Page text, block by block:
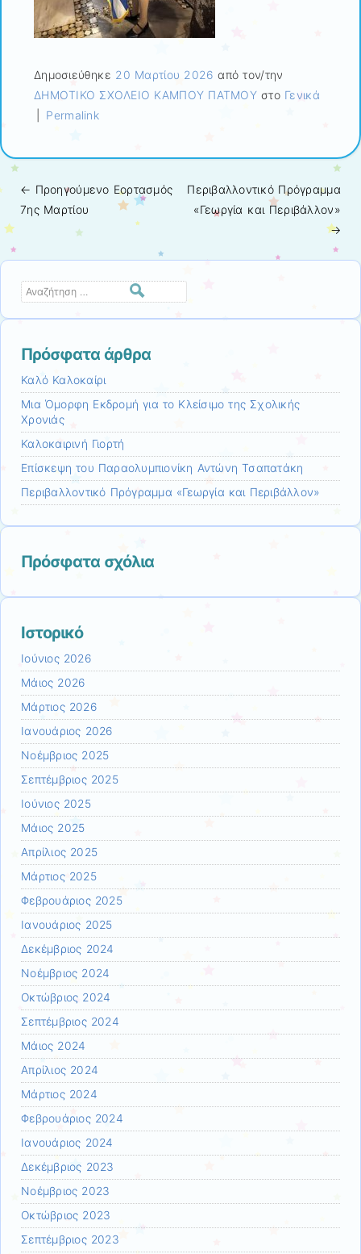
Δημοσιεύθηκε 20 Μαρτίου 2026 από τον/την
ΔΗΜΟΤΙΚΟ ΣΧΟΛΕΙΟ ΚΑΜΠΟΥ ΠΑΤΜΟΥστο Γενικά
Permalink
Πλοήγηση άρθρων
← Προηγούμενo Εορτασμός
7ης Μαρτίου
Περιβαλλοντικό Πρόγραμμα
«Γεωργία και Περιβάλλον»
→
Αναζήτηση
Πρόσφατα άρθρα
Καλό Καλοκαίρι
Μια Όμορφη Εκδρομή για το Κλείσιμο της Σχολικής
Χρονιάς
Καλοκαιρινή Γιορτή
Επίσκεψη του Παραολυμπιονίκη Αντώνη Τσαπατάκη
Περιβαλλοντικό Πρόγραμμα «Γεωργία και Περιβάλλον»
Πρόσφατα σχόλια
Ιστορικό
Ιούνιος 2026
Μάιος 2026
Μάρτιος 2026
Ιανουάριος 2026
Νοέμβριος 2025
Σεπτέμβριος 2025
Ιούνιος 2025
Μάιος 2025
Απρίλιος 2025
Μάρτιος 2025
Φεβρουάριος 2025
Ιανουάριος 2025
Δεκέμβριος 2024
Νοέμβριος 2024
Οκτώβριος 2024
Σεπτέμβριος 2024
Μάιος 2024
Απρίλιος 2024
Μάρτιος 2024
Φεβρουάριος 2024
Ιανουάριος 2024
Δεκέμβριος 2023
Νοέμβριος 2023
Οκτώβριος 2023
Σεπτέμβριος 2023